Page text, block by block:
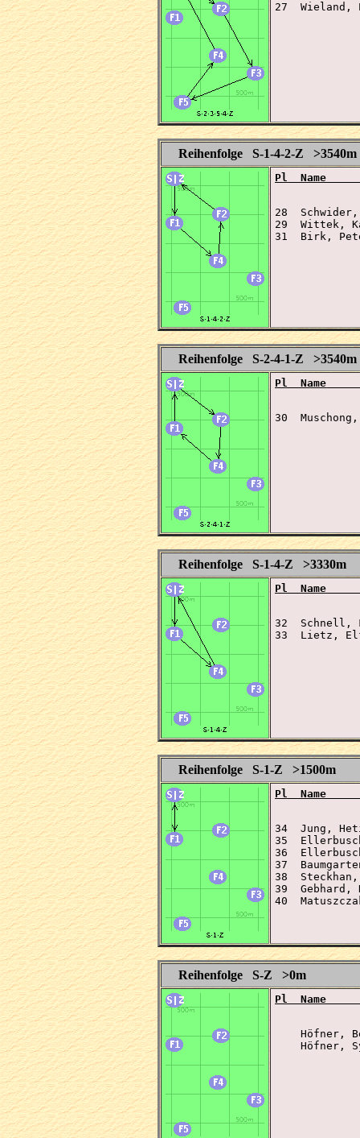
27  Wieland,
Reihenfolge S-1-4-2-Z >3540m
Pl  Name
28
29  Wittek,
31  Birk,
Reihenfolge S-2-4-1-Z >3540m
Pl  Name
30
Reihenfolge S-1-4-Z >3330m
Pl  Name
32  Schnell,
33  Lietz,
Reihenfolge S-1-Z >1500m
Pl  Name
34  Jung,
35
36
37
38
39
40
Reihenfolge S-Z >0m
Pl  Name
Höfner,
Höfner,